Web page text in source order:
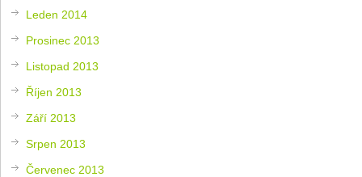
Leden 2014
Prosinec 2013
Listopad 2013
Říjen 2013
Září 2013
Srpen 2013
Červenec 2013